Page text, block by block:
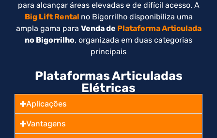
para alcançar áreas elevadas e de difícil acesso. A
Big Lift Rental no Bigorrilho disponibiliza uma
ampla gama para Venda de Plataforma Articulada
no Bigorrilho, organizada em duas categorias
principais
Plataformas Articuladas
Elétricas
Aplicações
Vantagens